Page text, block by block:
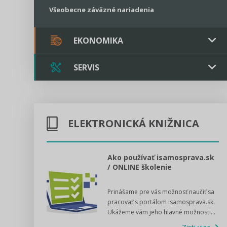
Všeobecne záväzné nariadenia
EKONOMIKA
Verejné obstarávanie
Majetok
Rozpočet
Sociálne podniky
Štátna pomoc
SERVIS
Kontakt
Tlačová agentúra
VIDEO produkcia
ELEKTRONICKÁ KNIŽNICA
Ako používať isamosprava.sk
/ ONLINE školenie
Prinášame pre vás možnosť naučiť sa
pracovať s portálom isamosprava.sk.
Ukážeme vám jeho hlavné možnosti...